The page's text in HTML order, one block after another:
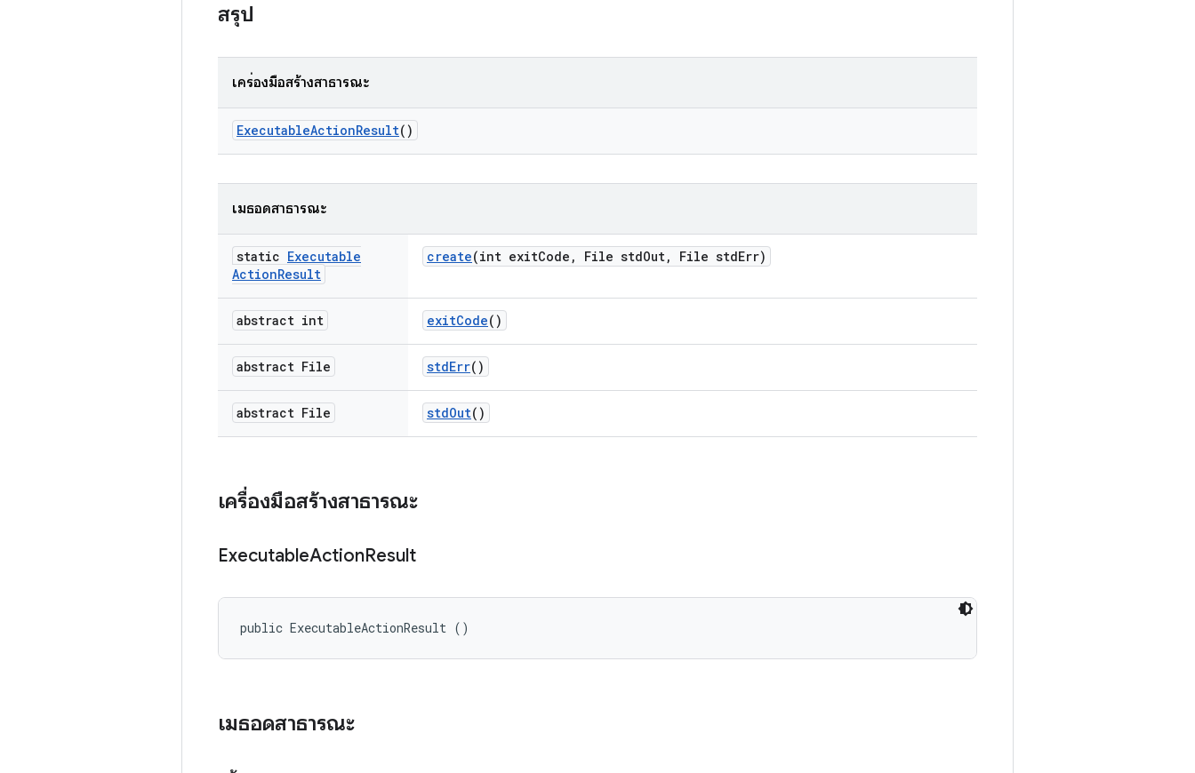
สรุป
เครื่องมือสร้างสาธารณะ
ExecutableActionResult()
เมธอดสาธารณะ
static Executable
ActionResult
create(int exitCode , File stdOut, File stdErr)
abstract int exitCode()
abstract File stdErr()
abstract File stdOut()
เครื่องมือสร้างสาธารณะ
ExecutableActionResult
public ExecutableActionResult ()
เมธอดสาธารณะ